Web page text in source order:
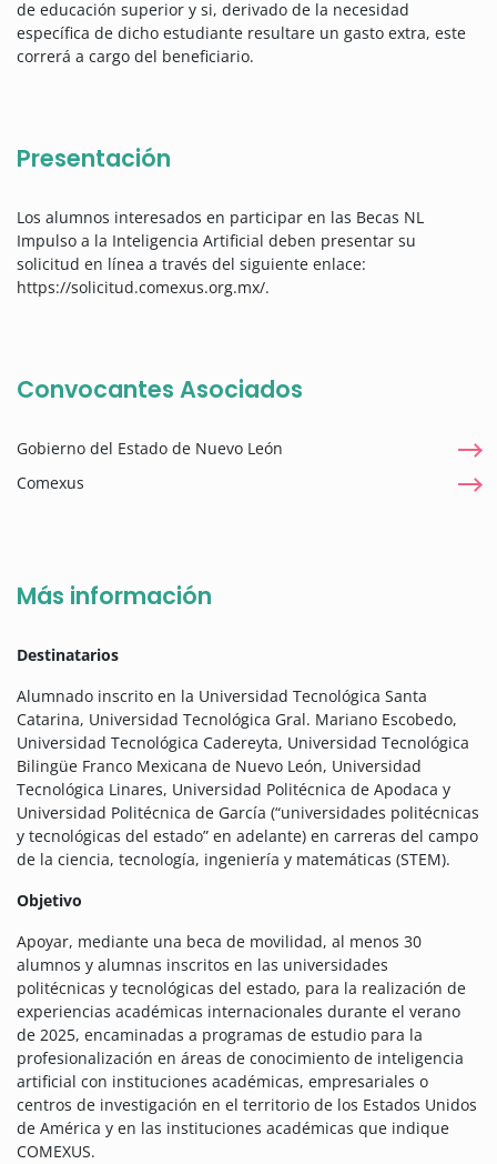
de educación superior y si, derivado de la necesidad
específica de dicho estudiante resultare un gasto extra, este
correrá a cargo del beneficiario.
Presentación
Los alumnos interesados en participar en las Becas NL
Impulso a la Inteligencia Artificial deben presentar su
solicitud en línea a través del siguiente enlace:
https://solicitud.comexus.org.mx/.
Convocantes Asociados
Gobierno del Estado de Nuevo León
Comexus
Más información
Destinatarios
Alumnado inscrito en la Universidad Tecnológica Santa
Catarina, Universidad Tecnológica Gral. Mariano Escobedo,
Universidad Tecnológica Cadereyta, Universidad Tecnológica
Bilingüe Franco Mexicana de Nuevo León, Universidad
Tecnológica Linares, Universidad Politécnica de Apodaca y
Universidad Politécnica de García (“universidades politécnicas
y tecnológicas del estado” en adelante) en carreras del campo
de la ciencia, tecnología, ingeniería y matemáticas (STEM).
Objetivo
Apoyar, mediante una beca de movilidad, al menos 30
alumnos y alumnas inscritos en las universidades
politécnicas y tecnológicas del estado, para la realización de
experiencias académicas internacionales durante el verano
de 2025, encaminadas a programas de estudio para la
profesionalización en áreas de conocimiento de inteligencia
artificial con instituciones académicas, empresariales o
centros de investigación en el territorio de los Estados Unidos
de América y en las instituciones académicas que indique
COMEXUS.